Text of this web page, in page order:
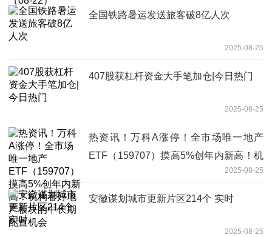
全国铁路暑运发送旅客破8亿人次
2025-08-25
407股获杠杆资金大手笔加仓|今日热门
2025-08-25
热资讯！万科A涨停！全市场唯一地产
ETF（159707）摸高5%创年内新高！机
构看好地产板块的中长期配置机会2025-08-25
安徽谋划城市更新片区214个 实时
2025-08-25